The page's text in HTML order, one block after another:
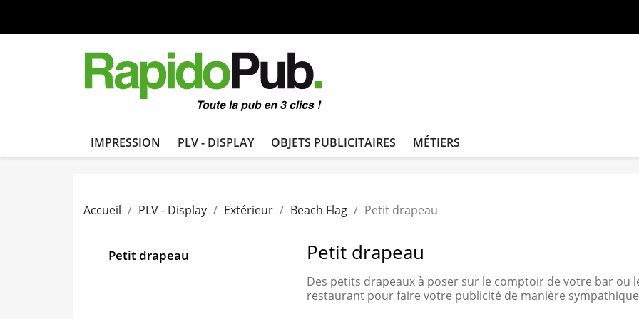
IMPRESSION PLV - DISPLAY OBJETS PUBLICITAIRES MÉTIERS
Accueil PLV - Display Extérieur Beach Flag Petit drapeau
Petit drapeau Petit drapeau
Des petits drapeaux à poser sur le comptoir de votre bar ou
restaurant pour faire votre publicité de manière